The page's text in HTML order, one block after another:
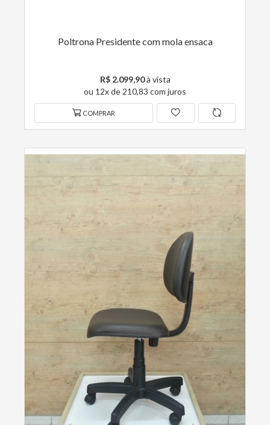
Poltrona Presidente com mola ensaca
R$ 2.099,90à vista
ou 12x de 210,83 com juros
COMPRAR